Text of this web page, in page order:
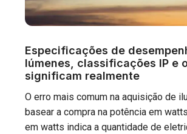
Especificações de
lúmenes, classificações IP e
significam realmente
O erro mais comum na aquisição de
basear a compra na potência em
em watts indica a quantidade de